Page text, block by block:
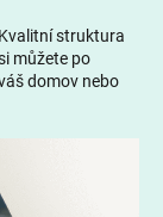
struktura
můžete po
domov nebo